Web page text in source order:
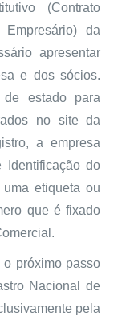
(Contrato
da
apresentar
e dos sócios.
estado para
no site da
a empresa
Identificação do
etiqueta ou
que é fixado
próximo passo
Nacional de
pela